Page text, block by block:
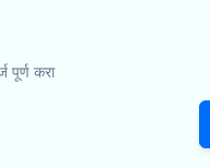
करा